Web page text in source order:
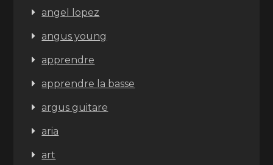
angel lopez
angus young
apprendre
apprendre la basse
argus guitare
aria
art